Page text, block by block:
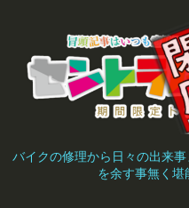
バイクの修理から日々の出来
を余す事無く堪